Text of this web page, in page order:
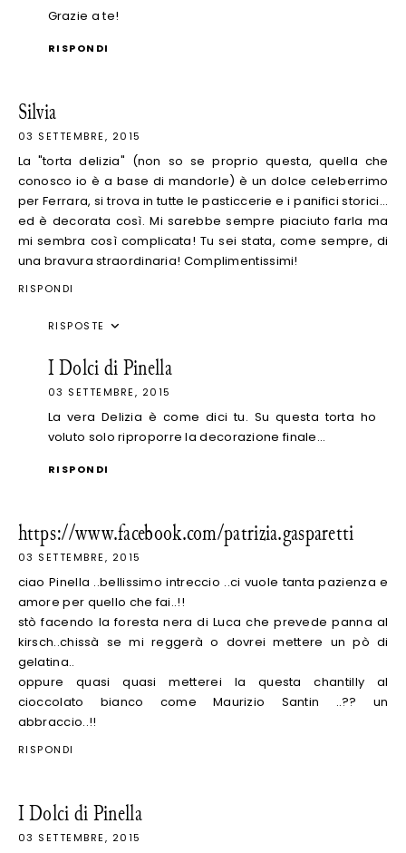
Grazie a te!
RISPONDI
Silvia
03 SETTEMBRE, 2015
La "torta delizia" (non so se proprio questa, quella che
conosco io è a base di mandorle) è un dolce celeberrimo
per Ferrara, si trova in tutte le pasticcerie e i panifici storici...
ed è decorata così. Mi sarebbe sempre piaciuto farla ma
mi sembra così complicata! Tu sei stata, come sempre, di
una bravura straordinaria! Complimentissimi!
RISPONDI
RISPOSTE
I Dolci di Pinella
03 SETTEMBRE, 2015
La vera Delizia è come dici tu. Su questa torta ho
voluto solo riproporre la decorazione finale...
RISPONDI
https://www.facebook.com/patrizia.gasparetti
03 SETTEMBRE, 2015
ciao Pinella ..bellissimo intreccio ..ci vuole tanta pazienza e
amore per quello che fai..!!
stò facendo la foresta nera di Luca che prevede panna al
kirsch..chissà se mi reggerà o dovrei mettere un pò di
gelatina..
oppure quasi quasi metterei la questa chantilly al
cioccolato bianco come Maurizio Santin ..?? un
abbraccio..!!
RISPONDI
I Dolci di Pinella
03 SETTEMBRE, 2015